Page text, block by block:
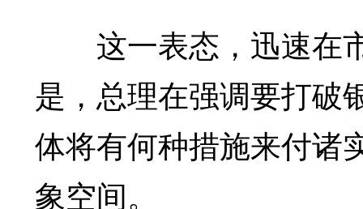
这一表态，迅速在
是，总理在强调要打破
体将有何种措施来付诸
象空间。